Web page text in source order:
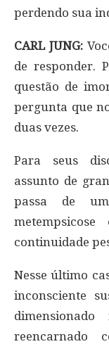
perdendo sua
CARL JUNG:
de responder.
questão de
pergunta que
duas vezes.
Para seus
assunto de
passa de
continuidade
Nesse último
inconsciente
reencarnado